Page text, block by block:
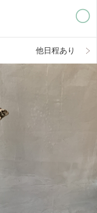
他日程あり